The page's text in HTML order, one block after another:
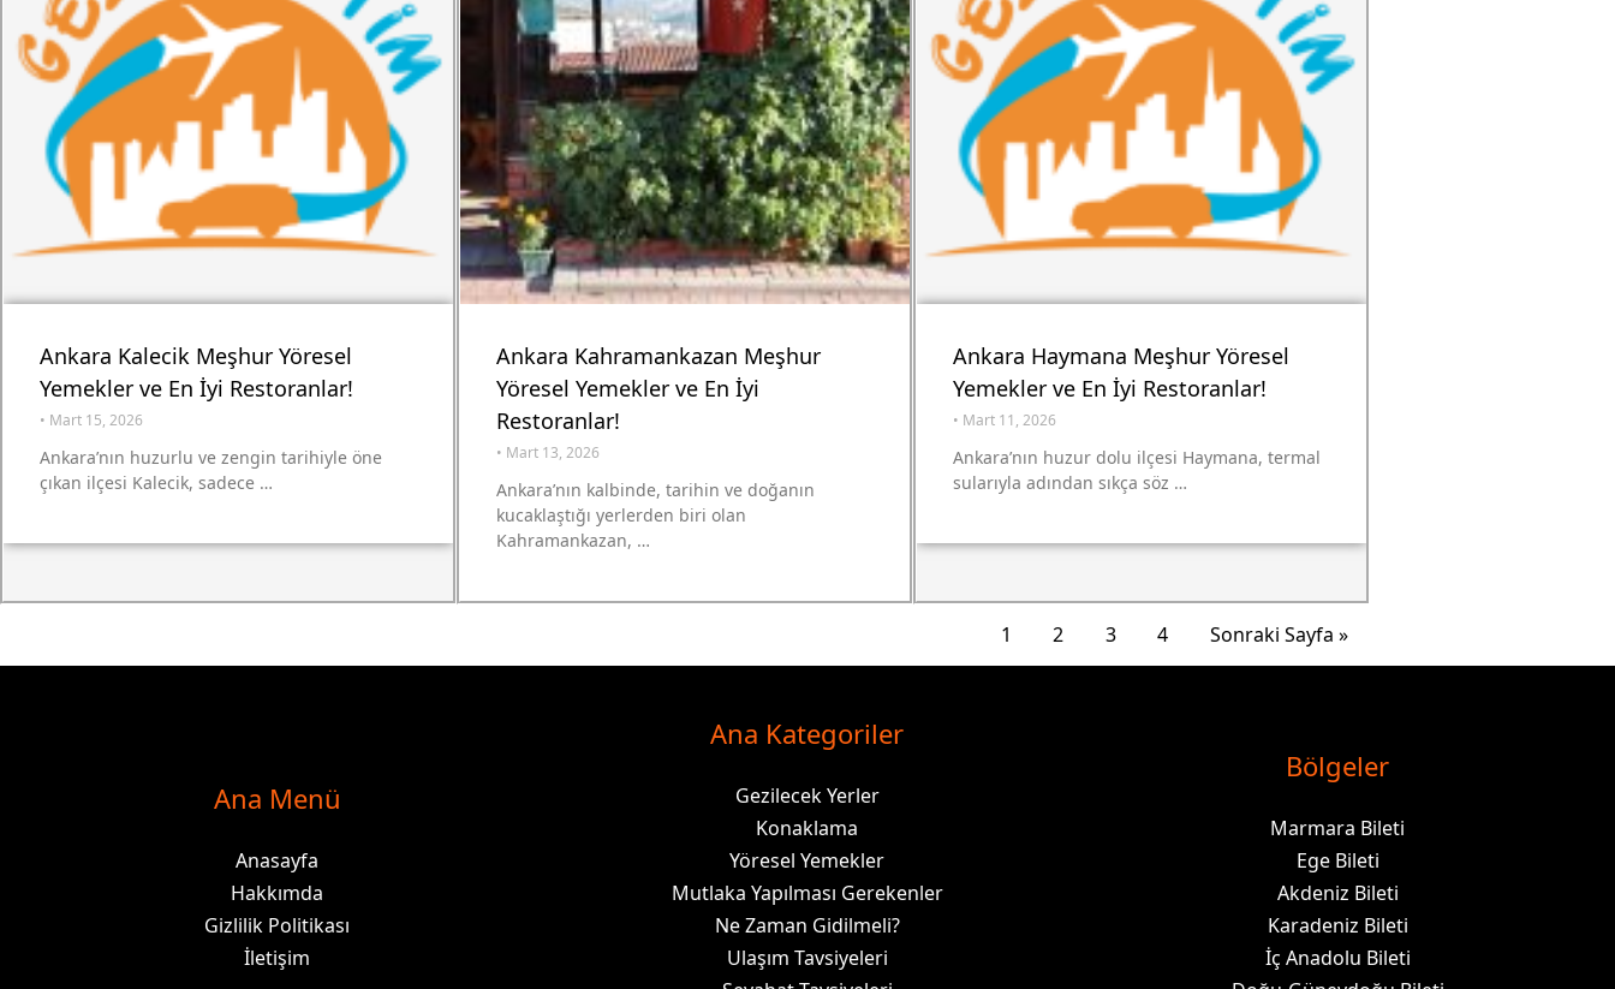
Ankara Kalecik Meşhur Yöresel
Yemekler ve En İyi Restoranlar!
• Mart 15, 2026
Ankara’nın huzurlu ve zengin tarihiyle öne
çıkan ilçesi Kalecik, sadece …
Ankara Kahramankazan Meşhur
Yöresel Yemekler ve En İyi
Restoranlar!
• Mart 13, 2026
Ankara’nın kalbinde, tarihin ve doğanın
kucaklaştığı yerlerden biri olan
Kahramankazan, …
Ankara Haymana Meşhur Yöresel
Yemekler ve En İyi Restoranlar!
• Mart 11, 2026
Ankara’nın huzur dolu ilçesi Haymana, termal
sularıyla adından sıkça söz …
1 2 3 4 Sonraki Sayfa »
Ana Menü
Anasayfa
Hakkımda
Gizlilik Politikası
İletişim
Ana Kategoriler
Gezilecek Yerler
Konaklama
Yöresel Yemekler
Mutlaka Yapılması Gerekenler
Ne Zaman Gidilmeli?
Ulaşım Tavsiyeleri
Bölgeler
Marmara Bileti
Ege Bileti
Akdeniz Bileti
Karadeniz Bileti
İç Anadolu Bileti